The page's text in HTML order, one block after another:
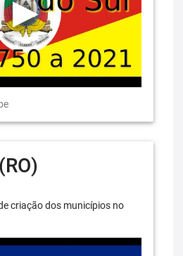
criação dos municípios no